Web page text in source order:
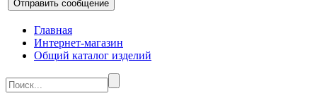
Главная
Интернет-магазин
Общий каталог изделий